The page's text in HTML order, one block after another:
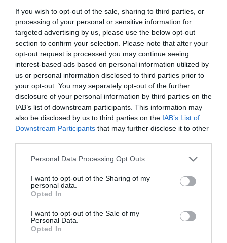
If you wish to opt-out of the sale, sharing to third parties, or
processing of your personal or sensitive information for
targeted advertising by us, please use the below opt-out
section to confirm your selection. Please note that after your
opt-out request is processed you may continue seeing
interest-based ads based on personal information utilized by
us or personal information disclosed to third parties prior to
your opt-out. You may separately opt-out of the further
disclosure of your personal information by third parties on the
IAB’s list of downstream participants. This information may
also be disclosed by us to third parties on the IAB’s List of
Downstream Participants that may further disclose it to other
Personal Data Processing Opt Outs
I want to opt-out of the Sharing of my
personal data.
Opted In
I want to opt-out of the Sale of my
Personal Data.
Opted In